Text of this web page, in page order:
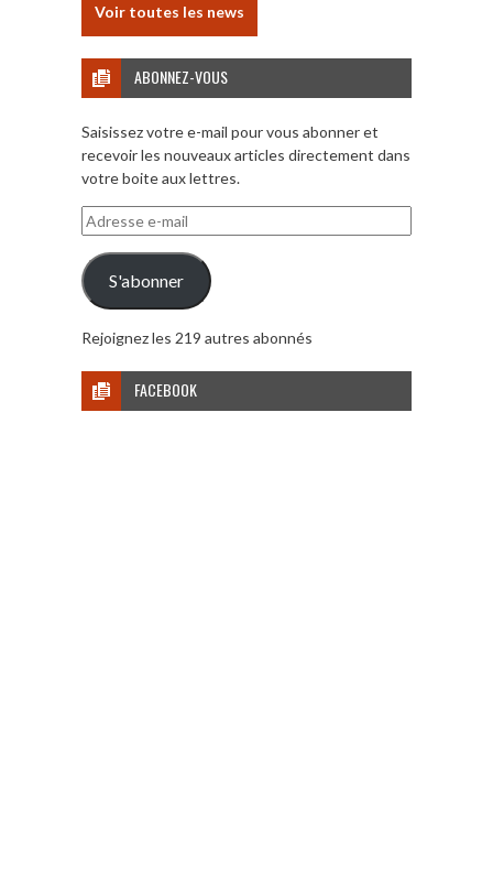
Voir toutes les news
ABONNEZ-VOUS
Saisissez votre e-mail pour vous abonner et
recevoir les nouveaux articles directement dans
votre boite aux lettres.
Adresse
e-
mail
S'abonner
Rejoignez les 219 autres abonnés
FACEBOOK